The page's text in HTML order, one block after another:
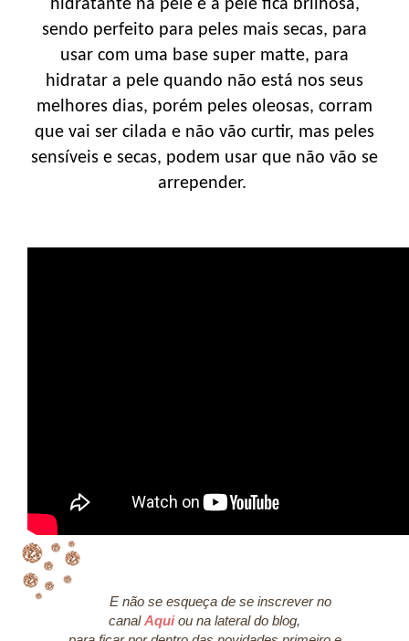
hidratante na pele e a pele fica brilhosa,
sendo perfeito para peles mais secas, para
usar com uma base super matte, para
hidratar a pele quando não está nos seus
melhores dias, porém peles oleosas, corram
que vai ser cilada e não vão curtir, mas peles
sensíveis e secas, podem usar que não vão se
arrepender.
E não se esqueça de se inscrever no
canalAquiou na lateral do blog,